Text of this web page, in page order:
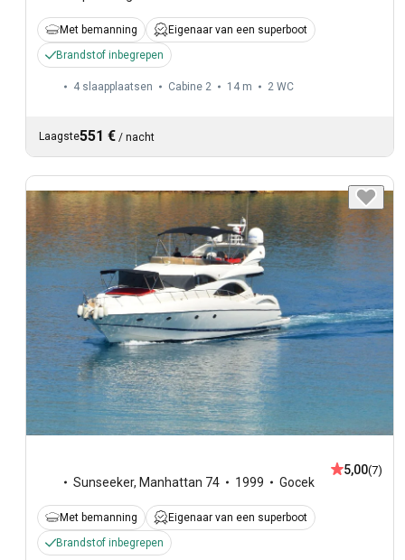
Met bemanning
Eigenaar van een superboot
Brandstof inbegrepen
4 slaapplaatsen Cabine 2 14 m 2 WC
Laagste551 € / nacht
Sunseeker, Manhattan 74 1999 Gocek
5,00(7)
Met bemanning
Eigenaar van een superboot
Brandstof inbegrepen